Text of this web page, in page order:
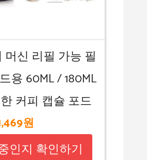
머신 리필 가능 필
용 60ML / 180ML
커피 캡슐 포드
원
인지 확인하기